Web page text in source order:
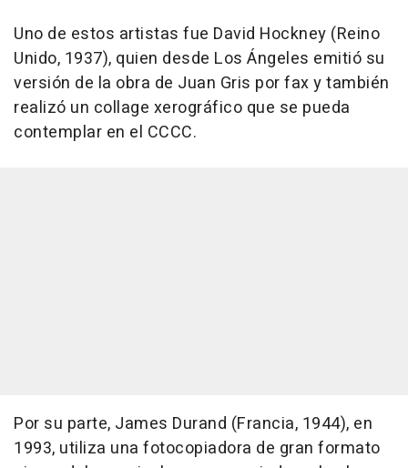
Uno de estos artistas fue David Hockney (Reino
Unido, 1937), quien desde Los Ángeles emitió su
versión de la obra de Juan Gris por fax y también
realizó un collage xerográfico que se pueda
contemplar en el CCCC.
Por su parte, James Durand (Francia, 1944), en
1993, utiliza una fotocopiadora de gran formato